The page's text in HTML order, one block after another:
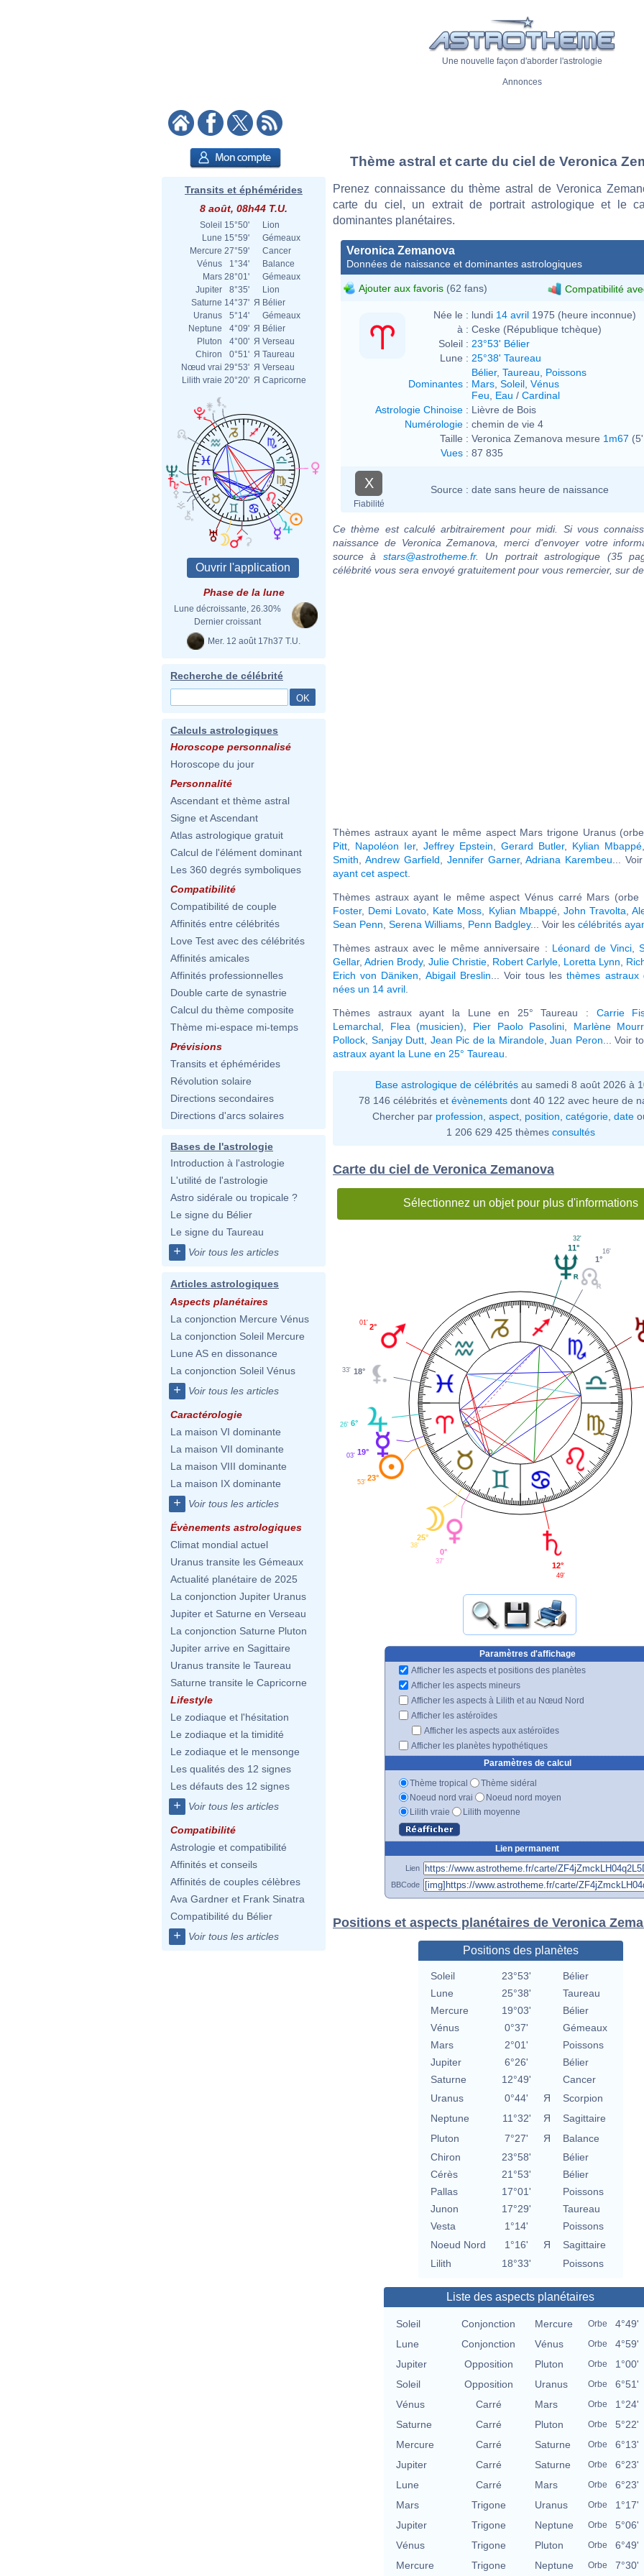
Une nouvelle façon d'aborder l'astrologie
Annonces
Transits et éphémérides
8 août, 08h44 T.U.
Soleil 15°50'
Lion
Lune 15°59'
Gémeaux
Mercure 27°59'
Cancer
Vénus
1°34'
Balance
Mars 28°01'
Gémeaux
Jupiter
8°35'
Lion
Saturne 14°37' Я Bélier
Uranus
5°14'
Gémeaux
Neptune
4°09' Я Bélier
Pluton
4°00' Я Verseau
Chiron
0°51' Я Taureau
Nœud vrai 29°53' Я Verseau
Lilith vraie 20°20' Я Capricorne
Phase de la lune
Lune décroissante, 26.30%
Dernier croissant
Mer. 12 août 17h37 T.U.
Recherche de célébrité
Calculs astrologiques
Horoscope personnalisé
Horoscope du jour
Personnalité
Ascendant et thème astral
Signe et Ascendant
Atlas astrologique gratuit
Calcul de l'élément dominant
Les 360 degrés symboliques
Compatibilité
Compatibilité de couple
Affinités entre célébrités
Love Test avec des célébrités
Affinités amicales
Affinités professionnelles
Double carte de synastrie
Calcul du thème composite
Thème mi-espace mi-temps
Prévisions
Transits et éphémérides
Révolution solaire
Directions secondaires
Directions d'arcs solaires
Bases de l'astrologie
Introduction à l'astrologie
L'utilité de l'astrologie
Astro sidérale ou tropicale ?
Le signe du Bélier
Le signe du Taureau
+ Voir tous les articles
Articles astrologiques
Aspects planétaires
La conjonction Mercure Vénus
La conjonction Soleil Mercure
Lune AS en dissonance
La conjonction Soleil Vénus
+ Voir tous les articles
Caractérologie
La maison VI dominante
La maison VII dominante
La maison VIII dominante
La maison IX dominante
+ Voir tous les articles
Évènements astrologiques
Climat mondial actuel
Uranus transite les Gémeaux
Actualité planétaire de 2025
La conjonction Jupiter Uranus
Jupiter et Saturne en Verseau
La conjonction Saturne Pluton
Jupiter arrive en Sagittaire
Uranus transite le Taureau
Saturne transite le Capricorne
Lifestyle
Le zodiaque et l'hésitation
Le zodiaque et la timidité
Le zodiaque et le mensonge
Les qualités des 12 signes
Les défauts des 12 signes
+ Voir tous les articles
Compatibilité
Astrologie et compatibilité
Affinités et conseils
Affinités de couples célèbres
Ava Gardner et Frank Sinatra
Compatibilité du Bélier
+ Voir tous les articles
Thème astral et carte du ciel de Veronica
Prenez connaissance du thème astral de Veronica
carte du ciel, un extrait de portrait astrologique et le
dominantes planétaires.
Veronica Zemanova
Données de naissance et dominantes astrologiques
Ajouter aux favoris (62 fans) Compatibilité
Née le : lundi 14 avril 1975 (heure inconnue)
à : Ceske (République tchèque)
Soleil : 23°53' Bélier
Lune : 25°38' Taureau
Dominantes :
Bélier, Taureau
Poissons
Mars Soleil Vénus
Feu
Eau / Cardinal
Astrologie Chinoise : Lièvre de Bois
Numérologie : chemin de vie 4
Taille : Veronica Zemanova mesure 1m67
Vues : 87 835
X
Fiabilité
Source : date sans heure de naissance
Ce thème est calculé arbitrairement pour midi. Si vous
naissance de Veronica Zemanova, merci d'envoyer votre
source à stars@astrotheme.fr. Un portrait astrologique (35
célébrité vous sera envoyé gratuitement pour vous remercier, sur
Thèmes astraux ayant le même aspect Mars trigone Uranus
Pitt
Napoléon Ier, Jeffrey Epstein Gerard Butler, Kylian Mbappé
Smith
Andrew Garfield Jennifer Garner,Adriana Karembeu ...
ayant cet aspect
Thèmes astraux ayant le même aspect Vénus carré Mars (orbe
Foster, Demi Lovato Kate Moss Kylian Mbappé, John Travolta
Sean Penn Serena Williams Penn Badgley... Voir les célébrités
Thèmes astraux avec le même anniversaire : Léonard de Vinci,
Gellar, Adrien Brody, Julie Christie Robert Carlyle Loretta Lynn
Erich von Däniken
Abigail Breslin ... Voir tous lesthèmes astraux
nées un 14 avril
Thèmes astraux ayant la Lune en 25° Taureau : Carrie
Lemarchal
Flea (musicien) Pier Paolo Pasolini Marlène
Pollock Sanjay Dutt Jean Pic de la Mirandole,Juan Peron ... Voir
astraux ayant la Lune en 25° Taureau
Base astrologique de célébritésau samedi 8 août 2026 à
78 146 célébrités et évènements dont 40 122 avec heure de
Chercher par profession aspect position catégorie date
1 206 629 425 thèmes consultés
Carte du ciel de Veronica Zemanova
Sélectionnez un objet pour plus d'informations
1°
16'
11°
32'
2°
01'
18°
33'
6°
26'
19°
03'
23°
53'
25°
38'
0°
37'
12°
49'
Paramètres d'affichage
Afficher les aspects et positions des planètes
Afficher les aspects mineurs
Afficher les aspects à Lilith et au Nœud Nord
Afficher les astéroïdes
Afficher les aspects aux astéroïdes
Afficher les planètes hypothétiques
Paramètres de calcul
Thème tropical
Thème sidéral
Noeud nord vrai
Noeud nord moyen
Lilith vraie
Lilith moyenne
Lien permanent
Lien
BBCode
Positions et aspects planétaires de Veronica
Positions des planètes
Soleil 23°53'
Bélier
Lune
25°38'
Taureau
Mercure
19°03'
Bélier
Vénus
0°37'
Gémeaux
Mars
2°01'
Poissons
Jupiter
6°26'
Bélier
Saturne
12°49'
Cancer
Uranus
0°44' Я
Scorpion
Neptune
11°32' Я
Sagittaire
Pluton
7°27' Я
Balance
Chiron
23°58'
Bélier
Cérès
21°53'
Bélier
Pallas
17°01'
Poissons
Junon
17°29'
Taureau
Vesta
1°14'
Poissons
Noeud Nord
1°16' Я
Sagittaire
Lilith
18°33' Poissons
Liste des aspects planétaires
Soleil Conjonction Mercure Orbe
4°49'
Lune
Conjonction Vénus Orbe
4°59'
Jupiter
Opposition Pluton Orbe
1°00'
Soleil
Opposition Uranus Orbe
6°51'
Vénus
Carré Mars Orbe
1°24'
Saturne
Carré Pluton Orbe
5°22'
Mercure
Carré Saturne Orbe
6°13'
Jupiter
Carré Saturne Orbe
6°23'
Lune
Carré Mars Orbe
6°23'
Mars
Trigone Uranus Orbe
1°17'
Jupiter
Trigone Neptune Orbe
5°06'
Vénus
Trigone Pluton Orbe
6°49'
Mercure
Trigone Neptune Orbe 7°30'